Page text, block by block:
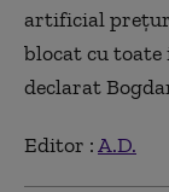
artificial
blocat cu
declarat
Editor :A.D.